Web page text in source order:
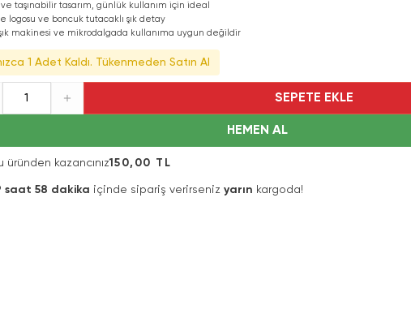
taşınabilir tasarım, günlük kullanım için ideal
logosu ve boncuk tutacaklı şık detay
makinesi ve mikrodalgada kullanıma uygun değildir
1 Adet Kaldı. Tükenmeden Satın Al
1 SEPETE EKLE
HEMEN AL
üründen kazancınız150,00 TL
saat 58 dakika içinde sipariş verirseniz yarın kargoda!